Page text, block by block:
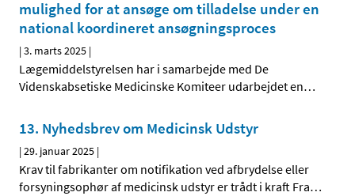
mulighed for at ansøge om tilladelse under en
national koordineret ansøgningsproces
|3. marts 2025 |
Lægemiddelstyrelsen har i samarbejde med De
Videnskabsetiske Medicinske Komiteer udarbejdet en…
13. Nyhedsbrev om Medicinsk Udstyr
|29. januar 2025 |
Krav til fabrikanter om notifikation ved afbrydelse eller
forsyningsophør af medicinsk udstyr er trådt i kraft Fra…